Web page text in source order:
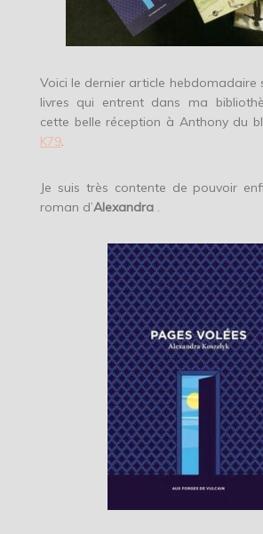
Voici le dernier article hebdomadaire
livres qui entrent dans ma
cette belle réception à Anthony du
K79.
Je suis très contente de pouvoir
roman d’Alexandra.